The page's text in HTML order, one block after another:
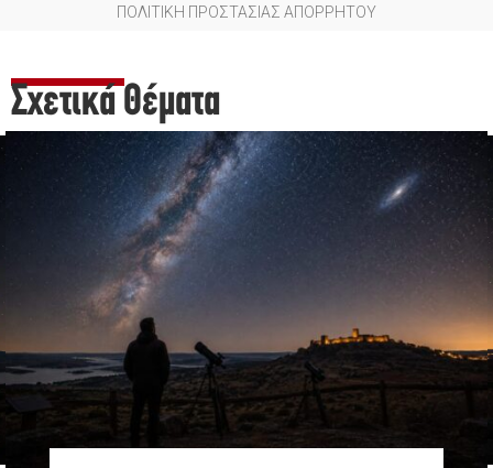
ΠΟΛΙΤΙΚΗ ΠΡΟΣΤΑΣΙΑΣ ΑΠΟΡΡΗΤΟΥ
Σχετικά Θέματα